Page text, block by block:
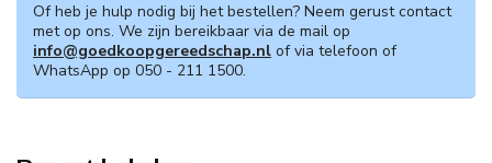
Of heb je hulp nodig bij het bestellen? Neem gerust contact
met op ons. We zijn bereikbaar via de mail op
info@goedkoopgereedschap.nl of via telefoon of
WhatsApp op 050 - 211 1500.